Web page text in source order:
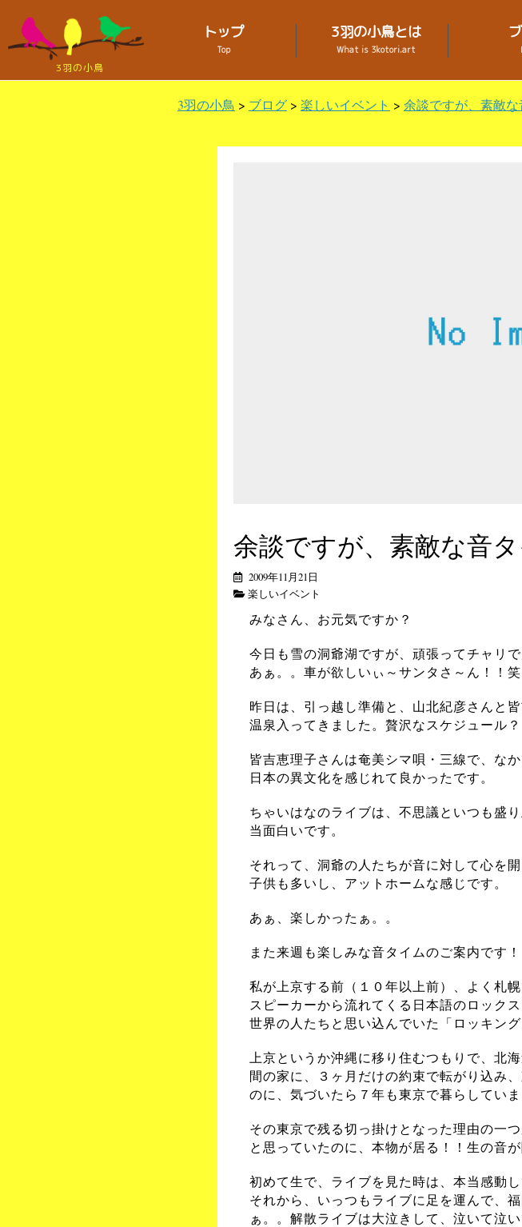
3羽の小鳥
トップ
Top
3羽の小鳥とは
What is 3kotori.art
3羽の小鳥 > ブログ > 楽しいイベント > 余談ですが、素敵な
余談ですが、素敵な音
2009年11月21日
楽しいイベント
みなさん、お元気ですか？
今日も雪の洞爺湖ですが、頑張ってチャリで
あぁ。。車が欲しいぃ～サンタさ～ん！！笑
昨日は、引っ越し準備と、山北紀彦さんと
温泉入ってきました。贅沢なスケジュール？
皆吉恵理子さんは奄美シマ唄・三線で、な
日本の異文化を感じれて良かったです。
ちゃいはなのライブは、不思議といつも盛
当面白いです。
それって、洞爺の人たちが音に対して心を
子供も多いし、アットホームな感じです。
あぁ、楽しかったぁ。。
また来週も楽しみな音タイムのご案内です！
私が上京する前（１０年以上前）、よく札
スピーカーから流れてくる日本語のロック
世界の人たちと思い込んでいた「ロッキング
上京というか沖縄に移り住むつもりで、北
間の家に、３ヶ月だけの約束で転がり込み
のに、気づいたら７年も東京で暮らしていま
その東京で残る切っ掛けとなった理由の一
と思っていたのに、本物が居る！！生の音
初めて生で、ライブを見た時は、本当感動し
それから、いっつもライブに足を運んで、
ぁ。。解散ライブは大泣きして、泣いて泣